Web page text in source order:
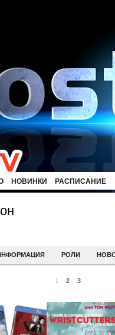
НОВИНКИ РАСПИСАНИЕ
РОЛИ
1 2 3